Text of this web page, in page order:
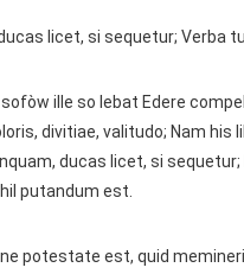
licet, si sequetur; Verba
ille so lebat Edere
divitiae, valitudo; Nam
ducas licet, si
putandum est.
potestate est, quid